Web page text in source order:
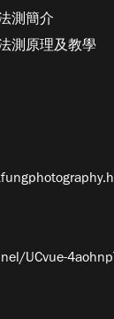
測簡介
測原理及教學
UCvue-